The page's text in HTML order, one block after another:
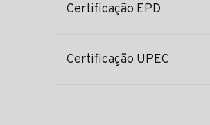
Certificação EPD
Certificação UPEC